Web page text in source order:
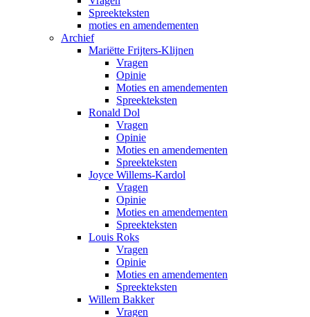
Spreekteksten
moties en amendementen
Archief
Mariëtte Frijters-Klijnen
Vragen
Opinie
Moties en amendementen
Spreekteksten
Ronald Dol
Vragen
Opinie
Moties en amendementen
Spreekteksten
Joyce Willems-Kardol
Vragen
Opinie
Moties en amendementen
Spreekteksten
Louis Roks
Vragen
Opinie
Moties en amendementen
Spreekteksten
Willem Bakker
Vragen